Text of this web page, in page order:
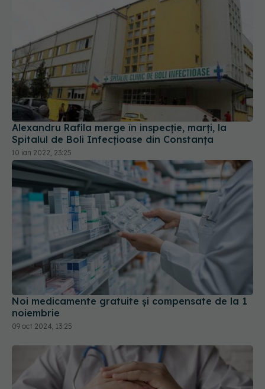
Alexandru Rafila merge în inspecție, marți, la
Spitalul de Boli Infecțioase din Constanța
10 ian 2022, 23:25
Noi medicamente gratuite şi compensate de la 1
noiembrie
09 oct 2024, 13:25